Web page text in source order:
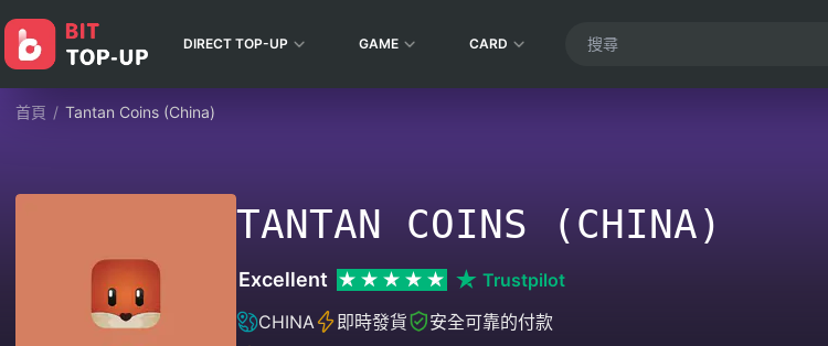
DIRECT TOP-UP GAME CARD
首頁 / Tantan Coins (China)
TANTAN COINS (CHINA)
Excellent
Trustpilot
CHINA
即時發貨
安全可靠的付款